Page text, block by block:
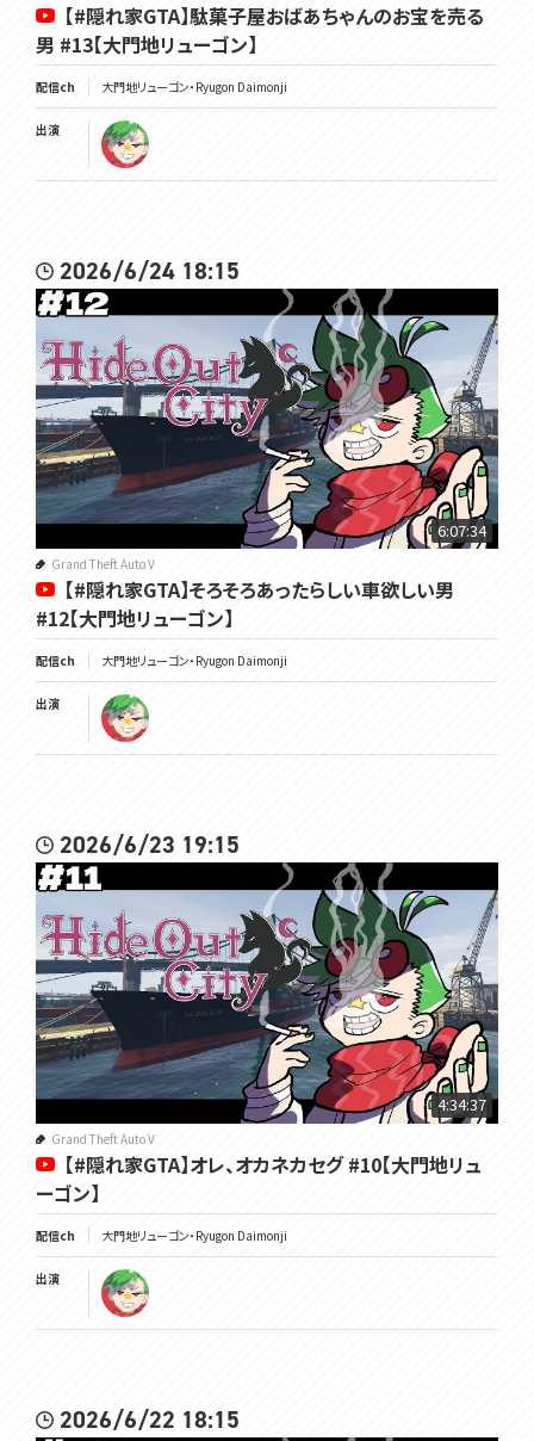
【#隠れ家GTA】駄菓子屋おばあちゃんのお宝を売る
男 #13【大門地リューゴン】
配信ch 大門地リューゴン・Ryugon Daimonji
出演
2026/6/24 18:15
6:07:34
Grand Theft Auto V
【#隠れ家GTA】そろそろあったらしい車欲しい男
#12【大門地リューゴン】
配信ch 大門地リューゴン・Ryugon Daimonji
出演
2026/6/23 19:15
4:34:37
Grand Theft Auto V
【#隠れ家GTA】オレ、オカネカセグ #10【大門地リュ
ーゴン】
配信ch 大門地リューゴン・Ryugon Daimonji
出演
2026/6/22 18:15